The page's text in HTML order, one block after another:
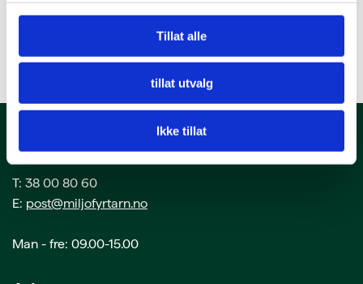
Tillat alle
tillat utvalg
Ikke tillat
Kontakt oss
T: 38 00 80 60
E: post@miljofyrtarn.no
Man - fre: 09.00-15.00